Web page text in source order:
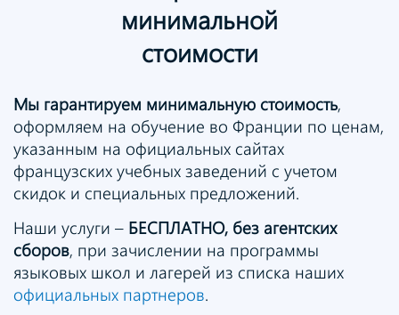
минимальной
стоимости
Мы гарантируем минимальную стоимость,
оформляем на обучение во Франции по ценам,
указанным на официальных сайтах
французских учебных заведений с учетом
скидок и специальных предложений.
Наши услуги – БЕСПЛАТНО, без агентских
сборов, при зачислении на программы
языковых школ и лагерей из списка наших
официальных партнеров.